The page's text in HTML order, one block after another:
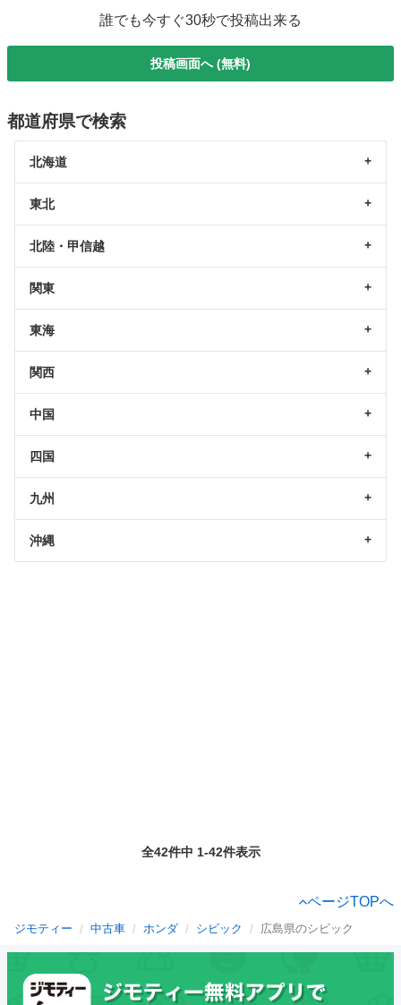
誰でも今すぐ30秒で投稿出来る
投稿画面へ (無料)
都道府県で検索
北海道
東北
北陸・甲信越
関東
東海
関西
中国
四国
九州
沖縄
全42件中 1-42件表示
ページTOPへ
ジモティー 中古車 ホンダ シビック 広島県のシビック